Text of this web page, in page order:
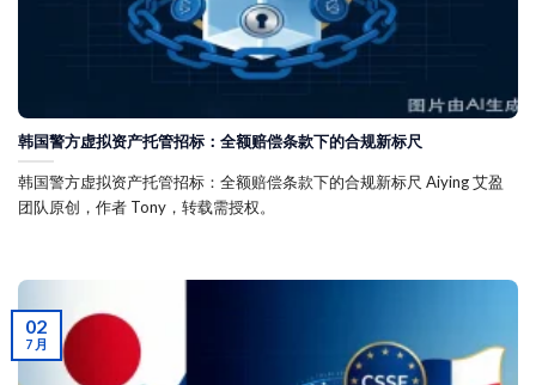
韩国警方虚拟资产托管招标：全额赔偿条款下的合规新标尺
韩国警方虚拟资产托管招标：全额赔偿条款下的合规新标尺 Aiying 艾盈
团队原创，作者 Tony，转载需授权。
02
7 月